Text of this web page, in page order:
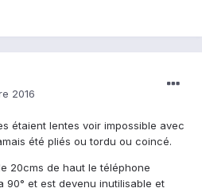
2016
étaient lentes voir impossible avec
été pliés ou tordu ou coincé.
20cms de haut le téléphone
et est devenu inutilisable et